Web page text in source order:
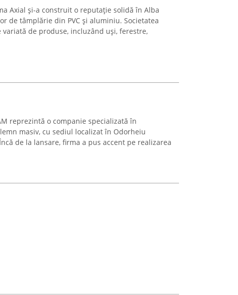
Axial și-a construit o reputație solidă în Alba
de tâmplărie din PVC și aluminiu. Societatea
de produse, incluzând uși, ferestre,
reprezintă o companie specializată în
masiv, cu sediul localizat în Odorheiu
de la lansare, firma a pus accent pe realizarea